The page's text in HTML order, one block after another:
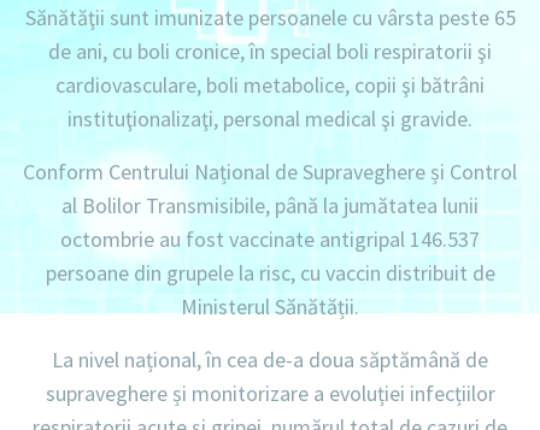
Sănătăţii sunt imunizate persoanele cu vârsta peste 65
de ani, cu boli cronice, în special boli respiratorii şi
cardiovasculare, boli metabolice, copii şi bătrâni
instituţionalizaţi, personal medical şi gravide.
Conform Centrului Național de Supraveghere și Control
al Bolilor Transmisibile, până la jumătatea lunii
octombrie au fost vaccinate antigripal 146.537
persoane din grupele la risc, cu vaccin distribuit de
Ministerul Sănătății.
La nivel național, în cea de-a doua săptămână de
supraveghere și monitorizare a evoluției infecțiilor